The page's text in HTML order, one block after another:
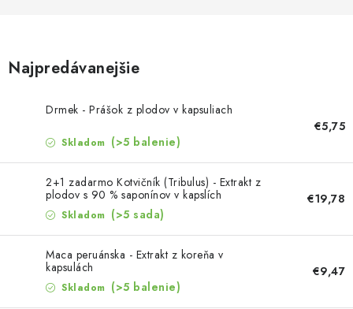
ZLOŽKY
OSTATNÉ
Doprava a platba
Prečo Botanic?
Kontakty
Najpredávanejšie
Drmek - Prášok z plodov v kapsuliach
Skladom (>5 balenie)
€5,75
2+1 zadarmo Kotvičník (Tribulus) - Extrakt z
plodov s 90 % saponínov v kapslích
Skladom (>5 sada)
€19,78
Maca peruánska - Extrakt z koreňa v
kapsulách
Skladom (>5 balenie)
€9,47